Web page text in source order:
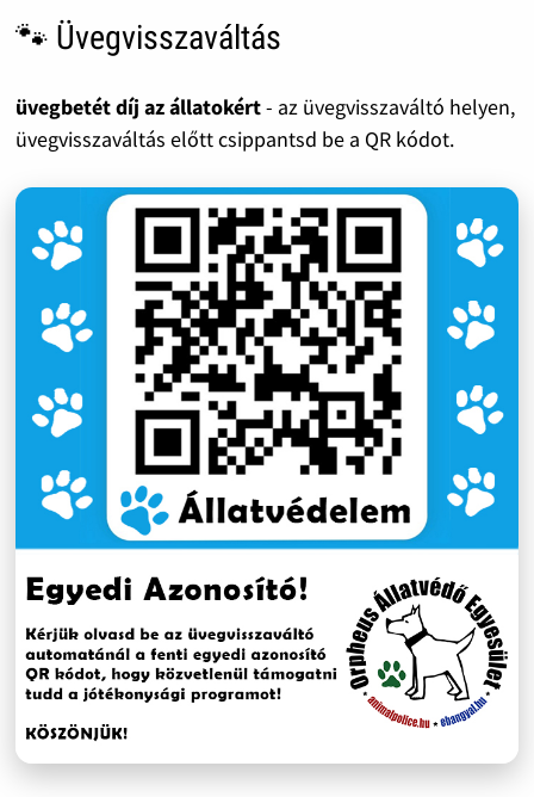
🐾 Üvegvisszaváltás
üvegbetét díj az állatokért- az üvegvisszaváltó helyen,
üvegvisszaváltás előtt csippantsd be a QR kódot.